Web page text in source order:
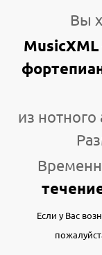
Вы
из нотного
Если у Вас